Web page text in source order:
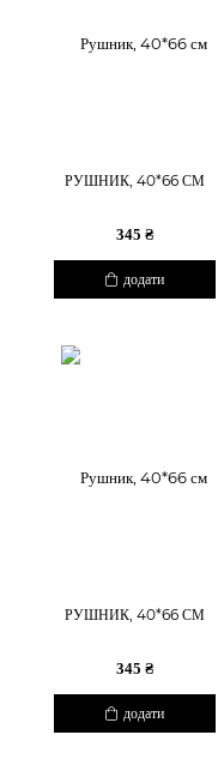
РУШНИК, 40*66 СМ
345 ₴
додати
РУШНИК, 40*66 СМ
345 ₴
додати